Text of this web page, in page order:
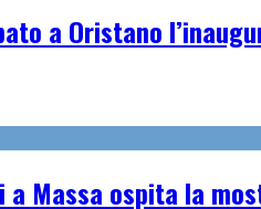
a Oristano
a Massa ospita la